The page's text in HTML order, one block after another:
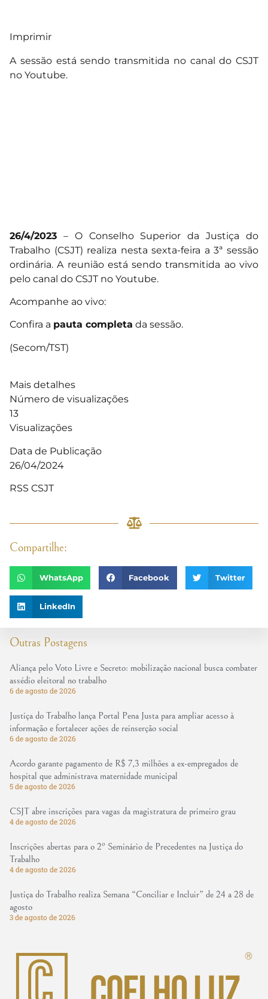
Outras Postagens
Aliança pelo Voto Livre e Secreto: mobilização nacional busca combater
assédio eleitoral no trabalho
6 de agosto de 2026
Justiça do Trabalho lança Portal Pena Justa para ampliar acesso à
informação e fortalecer ações de reinserção social
6 de agosto de 2026
Acordo garante pagamento de R$ 7,3 milhões a ex-empregados de
hospital que administrava maternidade municipal
5 de agosto de 2026
CSJT abre inscrições para vagas da magistratura de primeiro grau
4 de agosto de 2026
Inscrições abertas para o 2º Seminário de Precedentes na Justiça do
Trabalho
4 de agosto de 2026
Justiça do Trabalho realiza Semana “Conciliar e Incluir” de 24 a 28 de
agosto
3 de agosto de 2026
Imprimir
A sessão está sendo transmitida no canal do CSJT
no Youtube.
26/4/2023 – O Conselho Superior da Justiça do
Trabalho (CSJT) realiza nesta sexta-feira a 3ª sessão
ordinária. A reunião está sendo transmitida ao vivo
pelo canal do CSJT no Youtube.
Acompanhe ao vivo:
Confira a pauta completa da sessão.
(Secom/TST)
Mais detalhes
Número de visualizações
13
Visualizações
Data de Publicação
26/04/2024
RSS CSJT
Compartilhe:
WhatsApp Facebook Twitter
LinkedIn